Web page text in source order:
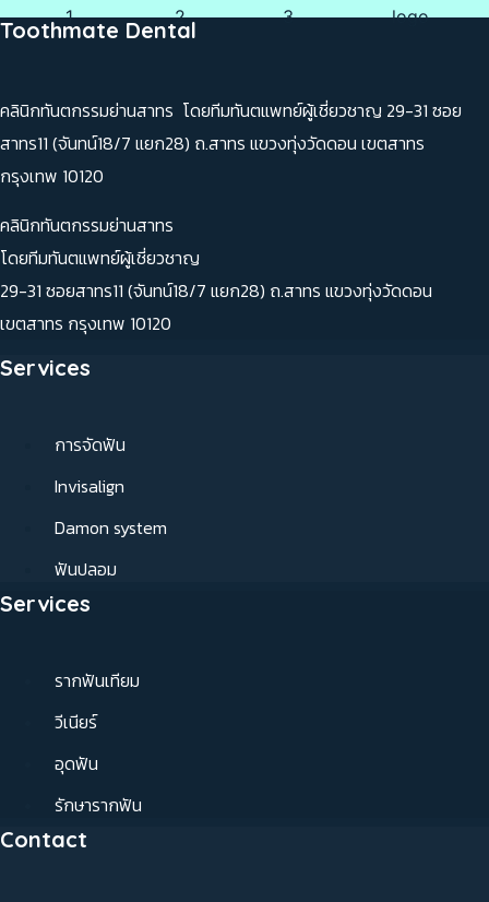
Toothmate Dental
คลินิกทันตกรรมย่านสาทร โดยทีมทันตแพทย์ผู้เชี่ยวชาญ 29-31 ซอย
สาทร11 (จันทน์18/7 แยก28) ถ.สาทร แขวงทุ่งวัดดอน เขตสาทร
กรุงเทพ 10120
คลินิกทันตกรรมย่านสาทร
โดยทีมทันตแพทย์ผู้เชี่ยวชาญ
29-31 ซอยสาทร11 (จันทน์18/7 แยก28) ถ.สาทร แขวงทุ่งวัดดอน
เขตสาทร กรุงเทพ 10120
Services
การจัดฟัน
Invisalign
Damon system
ฟันปลอม
Services
รากฟันเทียม
วีเนียร์
อุดฟัน
รักษารากฟัน
Contact